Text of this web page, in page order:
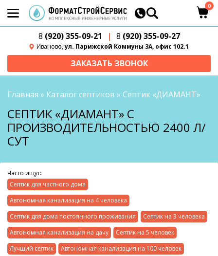
8 (920) 355-09-21 | 8 (920) 355-09-27
Иваново,ул. Парижской Коммуны 3А, офис 102.1
0
ЗАКАЗАТЬ ЗВОНОК
Главная » Каталог септиков » Септик «ДИАМАНТ»
СЕПТИК «ДИАМАНТ» С
ПРОИЗВОДИТЕЛЬНОСТЬЮ 2400 Л/
СУТ
Часто ищут:
Септик для частного дома
Автономная канализация на 4 человека
Септик для дома постоянного проживания
Септик на 3 человека
Автономная канализация на дачу
Септик на 5 человек
Лучший септик
Автономная канализация на 100 человек